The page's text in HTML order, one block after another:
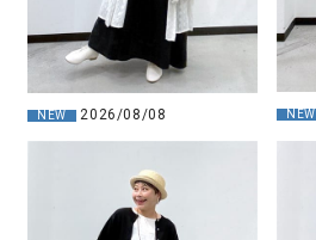
NEW 2026/08/08 NEW